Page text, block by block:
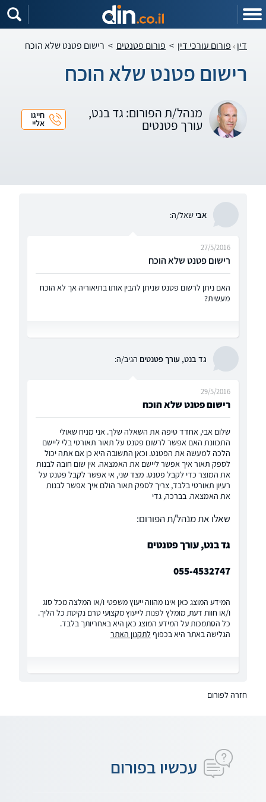
דין פורום עורכי דין > פורום פטנטים > רישום פטנט שלא הוכח
רישום פטנט שלא הוכח
מנהל/ת הפורום: גד בנט,
עורך פטנטים
חייגו
אליי
אבישאל/ה:
רישום פטנט שלא הוכח
27/5/2016
האם ניתן לרשום פטנט שניתן להבין אותו בתיאוריה אך לא הוכח
מעשית?
גד בנט, עורך פטנטים הגיב/ה:
רישום פטנט שלא הוכח
29/5/2016
שלום אבי, אחדד טיפה את השאלה שלך. אני מניח שאולי
התכוונת האם אפשר לרשום פטנט על תאור תאורטי בלי ליישם
הלכה למעשה את הפטנט. וכאן התשובה היא כן אם אתה יכול
לספק תאור איך אפשר ליישם את האמצאה. אין שום חובה לבנות
את המוצר כדי לקבל פטנט. מצד שני, אי אפשר לקבל פטנט על
רעיון תאורטי בלבד, צריך לספק תאור הולם איך אפשר לבנות
את האמצאה. בברכה, גדי
שאלו את מנהל/ת הפורום:
גד בנט, עורך פטנטים
055-4532747
המידע המוצג כאן אינו מהווה ייעוץ משפטי ו/או המלצה מכל סוג
ו/או חוות דעת, מומלץ לפנות לייעוץ מקצועי טרם נקיטת כל הליך.
כל הסתמכות על המידע המוצג כאן היא באחריותך בלבד.
הגלישה באתר היא בכפוף לתקנון האתר
חזרה לפורום
עכשיו בפורום